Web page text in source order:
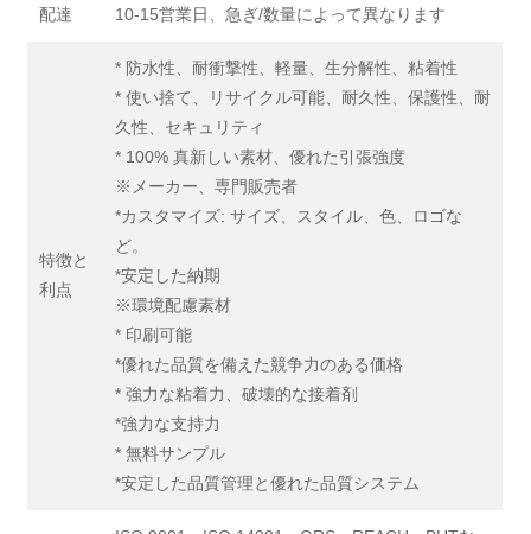
配達 10-15営業日、急ぎ/数量によって異なります
特徴と
利点
* 防水性、耐衝撃性、軽量、生分解性、粘着性
* 使い捨て、リサイクル可能、耐久性、保護性、耐
久性、セキュリティ
* 100% 真新しい素材、優れた引張強度
※メーカー、専門販売者
*カスタマイズ: サイズ、スタイル、色、ロゴな
ど。
*安定した納期
※環境配慮素材
* 印刷可能
*優れた品質を備えた競争力のある価格
* 強力な粘着力、破壊的な接着剤
*強力な支持力
* 無料サンプル
*安定した品質管理と優れた品質システム